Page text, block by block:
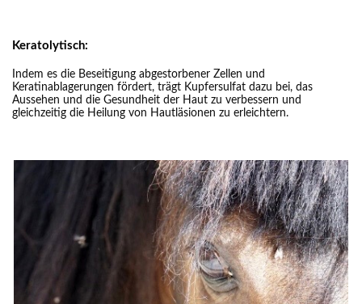
Keratolytisch:
Indem es die Beseitigung abgestorbener Zellen und
Keratinablagerungen fördert, trägt Kupfersulfat dazu bei, das
Aussehen und die Gesundheit der Haut zu verbessern und
gleichzeitig die Heilung von Hautläsionen zu erleichtern.